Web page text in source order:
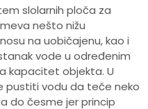
slolarnih ploča za
nešto nižu
na uobičajenu, kao i
vode u određenim
kapacitet objekta. U
pustiti vodu da teče neko
do česme jer princip